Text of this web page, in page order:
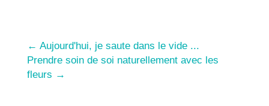
← Aujourd'hui, je saute dans le vide ...
Prendre soin de soi naturellement avec les
fleurs →